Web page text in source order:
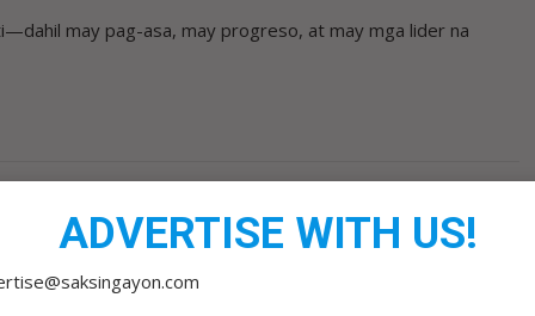
may pag-asa, may progreso, at may mga lider na
ADVERTISE WITH US!